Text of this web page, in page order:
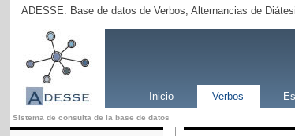
ADESSE: Base de datos de Verbos, Alternancias de
Inicio Verbos
Sistema de consulta de la base de datos